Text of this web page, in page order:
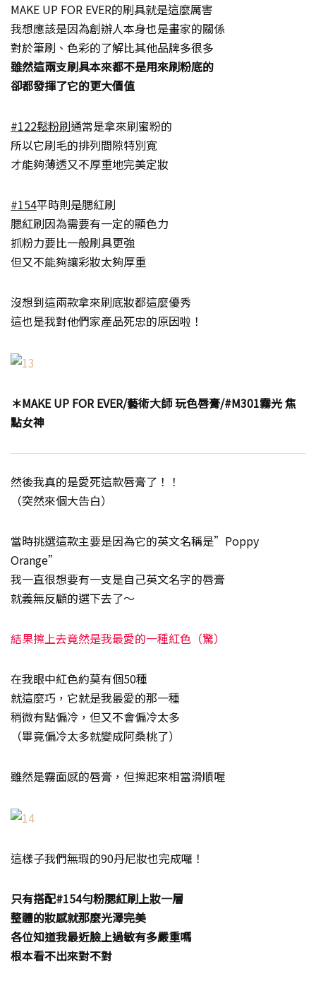
MAKE UP FOR EVER的刷具就是這麼厲害
我想應該是因為創辦人本身也是畫家的關係
對於筆刷、色彩的了解比其他品牌多很多
雖然這兩支刷具本來都不是用來刷粉底的
卻都發揮了它的更大價值
#122鬆粉刷通常是拿來刷蜜粉的
所以它刷毛的排列間隙特別寬
才能夠薄透又不厚重地完美定妝
#154平時則是腮紅刷
腮紅刷因為需要有一定的顯色力
抓粉力要比一般刷具更強
但又不能夠讓彩妝太夠厚重
沒想到這兩款拿來刷底妝都這麼優秀
這也是我對他們家產品死忠的原因啦！
＊MAKE UP FOR EVER/藝術大師 玩色唇膏/#M301霧光 焦
點女神
然後我真的是愛死這款唇膏了！！
（突然來個大告白）
當時挑選這款主要是因為它的英文名稱是”Poppy
Orange”
我一直很想要有一支是自己英文名字的唇膏
就義無反顧的選下去了～
結果擦上去竟然是我最愛的一種紅色（驚）
在我眼中紅色約莫有個50種
就這麼巧，它就是我最愛的那一種
稍微有點偏冷，但又不會偏冷太多
（畢竟偏冷太多就變成阿桑桃了）
雖然是霧面感的唇膏，但擦起來相當滑順喔
這樣子我們無瑕的90丹尼妝也完成囉！
只有搭配#154勻粉腮紅刷上妝一層
整體的妝感就那麼光澤完美
各位知道我最近臉上過敏有多嚴重嗎
根本看不出來對不對